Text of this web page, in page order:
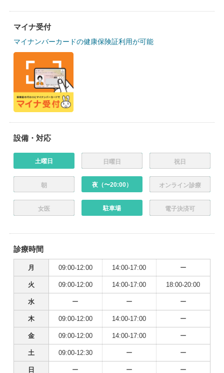
マイナ受付
マイナンバーカードの健康保険証利用が可能
設備・対応
土曜日 日曜日 祝日
朝 夜（〜20:00） オンライン診療
女医 駐車場 電子決済可
診療時間
月 09:00-12:00 14:00-17:00 ー
火 09:00-12:00 14:00-17:00 18:00-20:00
水 ー ー ー
木 09:00-12:00 14:00-17:00 ー
金 09:00-12:00 14:00-17:00 ー
土 09:00-12:30 ー ー
日 ー ー ー